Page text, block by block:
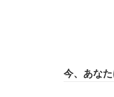
今、あな